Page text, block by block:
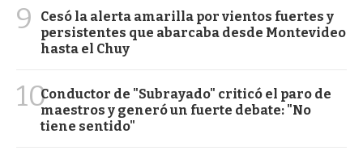
9
Cesó la alerta amarilla por vientos fuertes y
persistentes que abarcaba desde Montevideo
hasta el Chuy
10Conductor de "Subrayado" criticó el paro de
maestros y generó un fuerte debate: "No
tiene sentido"